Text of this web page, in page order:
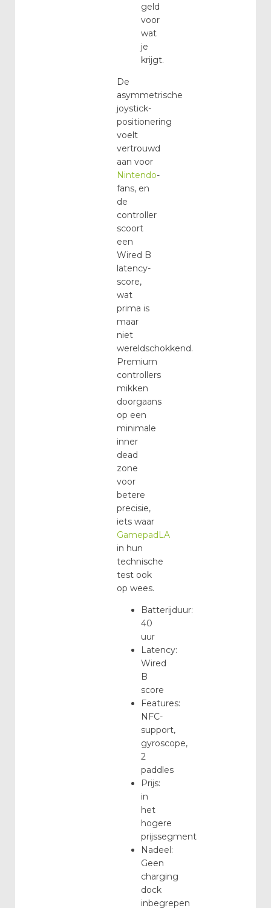
geld
voor
wat
je
krijgt.
De
asymmetrische
joystick-
positionering
voelt
vertrouwd
aan voor
Nintendo-
fans, en
de
controller
scoort
een
Wired B
latency-
score,
wat
prima is
maar
niet
wereldschokkend.
Premium
controllers
mikken
doorgaans
op een
minimale
inner
dead
zone
voor
betere
precisie,
iets waar
GamepadLA
in hun
technische
test ook
op wees.
Batterijduur:
40
uur
Latency:
Wired
B
score
Features:
NFC-
support,
gyroscope,
2
paddles
Prijs:
in
het
hogere
prijssegment
Nadeel:
Geen
charging
dock
inbegrepen